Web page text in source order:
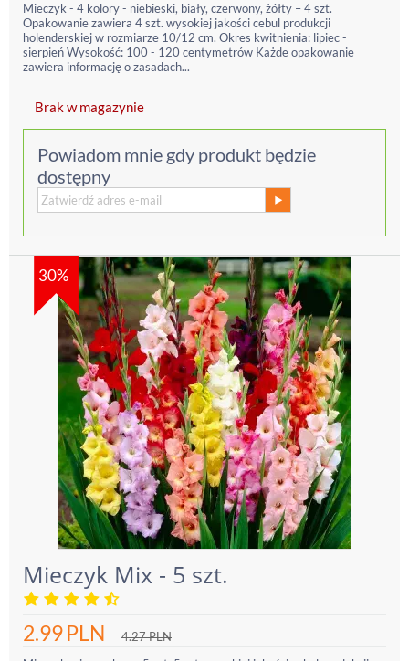
Mieczyk - 4 kolory - niebieski, biały, czerwony, żółty – 4 szt.
Opakowanie zawiera 4 szt. wysokiej jakości cebul produkcji
holenderskiej w rozmiarze 10/12 cm. Okres kwitnienia: lipiec -
sierpień Wysokość: 100 - 120 centymetrów Każde opakowanie
zawiera informację o zasadach...
Brak w magazynie
Powiadom mnie gdy produkt będzie
dostępny
30%
Mieczyk Mix - 5 szt.
2.99PLN 4.27PLN